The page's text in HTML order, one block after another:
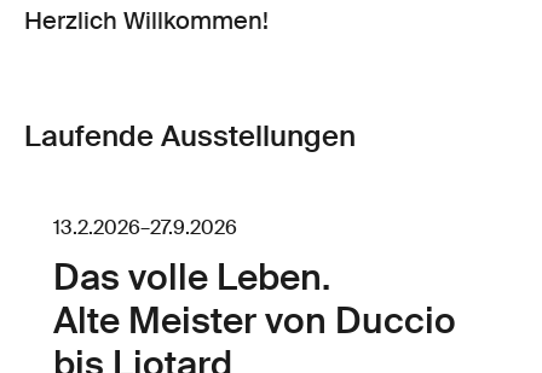
Herzlich Willkommen!
Laufende Ausstellungen
13.2.2026–27.9.2026
Das volle Leben.
Alte Meister von Duccio